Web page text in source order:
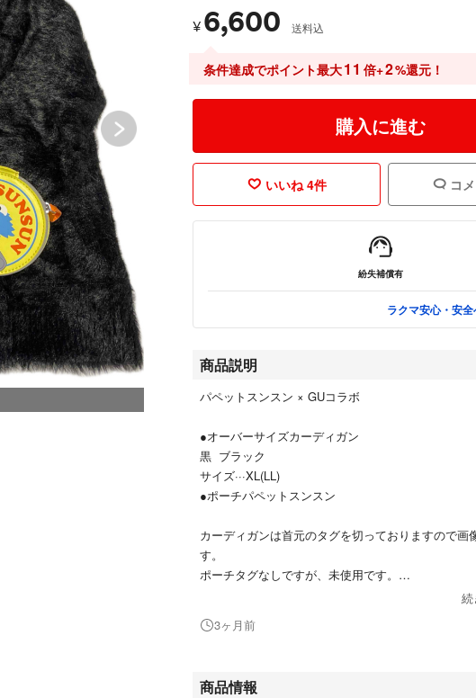
¥ 6,600 送料込
条件達成でポイント最大11 倍+2%還元！
購入に進む
いいね 4件 コ
紛失補償有
ラクマ安心・安
商品説明
パペットスンスン × GUコラボ
●オーバーサイズカーディガン
黒 ブラック
サイズ···XL(LL)
●ポーチパペットスンスン
カーディガンは首元のタグを切っておりますので画
す。
ポーチタグなしですが、未使用です。
使用感などはありませんが、一度人手に渡った品と
続
3ヶ月前
商品情報